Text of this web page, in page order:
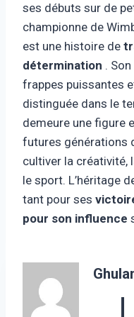
ses débuts sur de
championne de
est une histoire de
détermination .
frappes puissantes
distinguée dans le
demeure une figure
futures générations
cultiver la créativité,
le sport. L’héritage
tant pour ses
pour son influence